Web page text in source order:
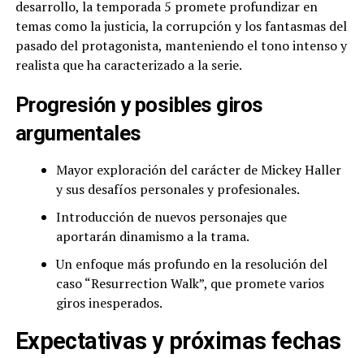
desarrollo, la temporada 5 promete profundizar en
temas como la justicia, la corrupción y los fantasmas del
pasado del protagonista, manteniendo el tono intenso y
realista que ha caracterizado a la serie.
Progresión y posibles giros
argumentales
Mayor exploración del carácter de Mickey Haller
y sus desafíos personales y profesionales.
Introducción de nuevos personajes que
aportarán dinamismo a la trama.
Un enfoque más profundo en la resolución del
caso “Resurrection Walk”, que promete varios
giros inesperados.
Expectativas y próximas fechas